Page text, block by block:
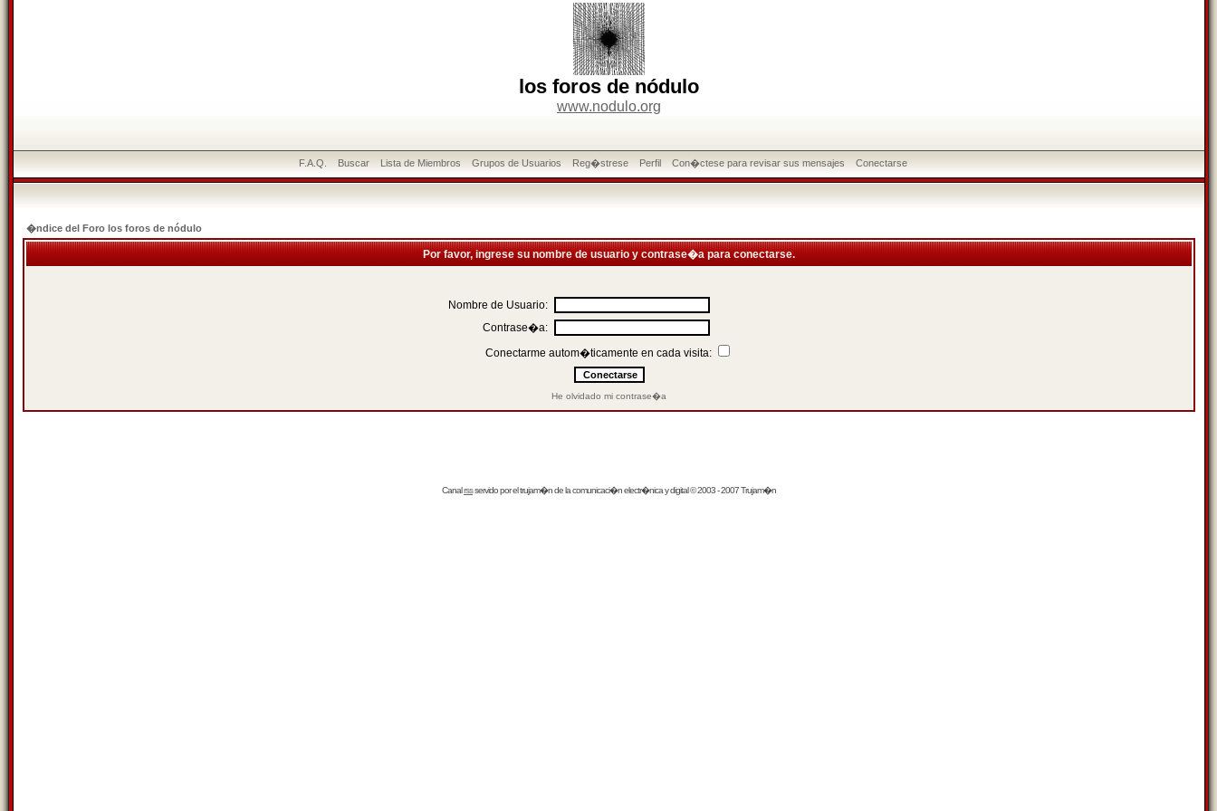
los foros de nódulo
www.nodulo.org
F.A.Q. Buscar Lista de Miembros Grupos de Usuarios Reg�strese Perfil Con�ctese para revisar sus mensajes Conectarse
�ndice del Foro los foros de nódulo
Por favor, ingrese su nombre de usuario y contrase�a para conectarse.
Nombre de Usuario:
Contrase�a:
Conectarme autom�ticamente en cada visita:
He olvidado mi contrase�a
Canalrssservido por eltrujam�nde la comunicaci�n electr�nica y digital © 2003 - 2007 Trujam�n